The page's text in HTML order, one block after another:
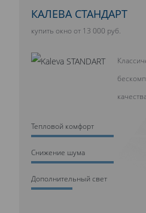
КАЛЕВА СТАНДАРТ
купить окно от 13 000 руб.
Тепловой комфорт
Cнижение шума
Дополнительный свет